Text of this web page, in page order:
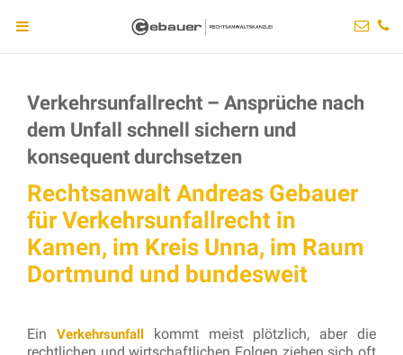
Verkehrsunfallrecht – Ansprüche nach
dem Unfall schnell sichern und
konsequent durchsetzen
Rechtsanwalt Andreas Gebauer
für Verkehrsunfallrecht in
Kamen, im Kreis Unna, im Raum
Dortmund und bundesweit
Ein Verkehrsunfall kommt meist plötzlich, aber die